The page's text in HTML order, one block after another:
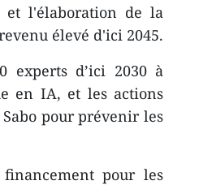
et l'élaboration de la
élevé d'ici 2045.
experts d’ici 2030 à
en IA, et les actions
pour prévenir les
pour les